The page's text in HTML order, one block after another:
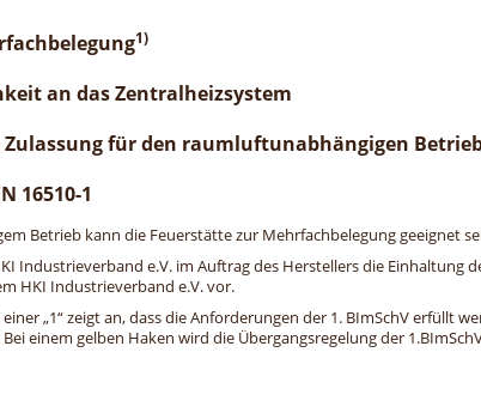
1)
an das Zentralheizsystem
für den raumluftunabhängigen
16510-1
Betrieb kann die Feuerstätte zur Mehrfachbelegung geeignet
Industrieverband e.V. im Auftrag des Herstellers die Einhaltung
HKI Industrieverband e.V. vor.
„1“ zeigt an, dass die Anforderungen der 1. BImSchV erfüllt
einem gelben Haken wird die Übergangsregelung der